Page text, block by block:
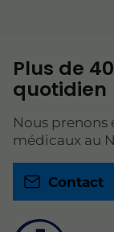
Plus de
quotidien
Nous prenons
médicaux au
Contact